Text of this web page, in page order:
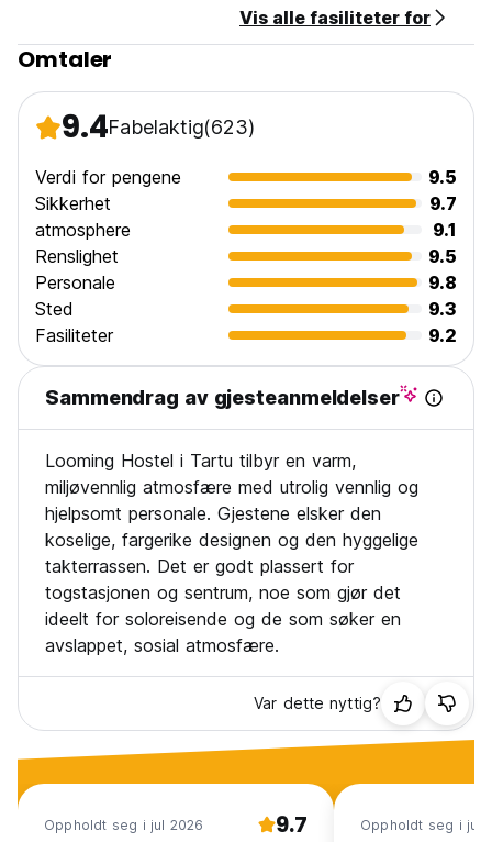
med alt nødvendig utstyr, gratis WiFi, komfortabel stue for
avslapning, bøker og spill og en koselig takterrasse med
urter og tomater. (Auto-translated from original language)
Vis alle fasiliteter for
Omtaler
9.4Fabelaktig(623)
Verdi for pengene
9.5
Sikkerhet
9.7
atmosphere
9.1
Renslighet
9.5
Personale
9.8
Sted
9.3
Fasiliteter
9.2
Sammendrag av gjesteanmeldelser
Looming Hostel i Tartu tilbyr en varm,
miljøvennlig atmosfære med utrolig vennlig og
hjelpsomt personale. Gjestene elsker den
koselige, fargerike designen og den hyggelige
takterrassen. Det er godt plassert for
togstasjonen og sentrum, noe som gjør det
ideelt for soloreisende og de som søker en
avslappet, sosial atmosfære.
Var dette nyttig?
Oppholdt seg i jul 2026 9.7 Oppholdt seg i jun